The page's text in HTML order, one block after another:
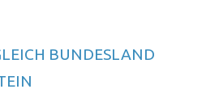
BUNDESLAND